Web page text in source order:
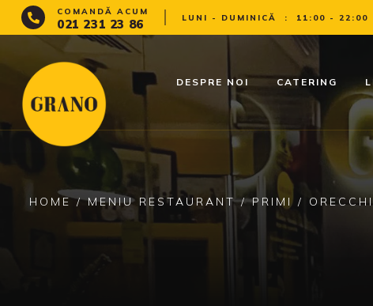
COMANDĂ ACUM
021 231 23 86 LUNI - DUMINICĂ : 11:00 - 22:00
DESPRE NOI CATERING
HOME/MENIU RESTAURANT/PRIMI/